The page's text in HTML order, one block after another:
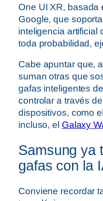
One UI XR, basada
Google, que
inteligencia artificial
toda probabilidad,
Cabe apuntar que,
suman otras que
gafas inteligentes
controlar a través
dispositivos, como el
incluso, el Galaxy
Samsung ya
gafas con la
Conviene recordar